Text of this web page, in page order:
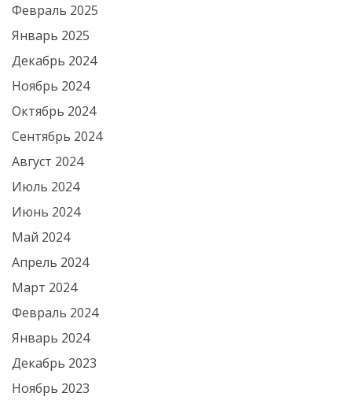
Февраль 2025
Январь 2025
Декабрь 2024
Ноябрь 2024
Октябрь 2024
Сентябрь 2024
Август 2024
Июль 2024
Июнь 2024
Май 2024
Апрель 2024
Март 2024
Февраль 2024
Январь 2024
Декабрь 2023
Ноябрь 2023